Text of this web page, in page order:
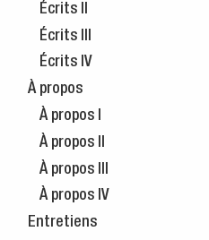
Écrits II
Écrits III
Écrits IV
À propos
À propos I
À propos II
À propos III
À propos IV
Entretiens